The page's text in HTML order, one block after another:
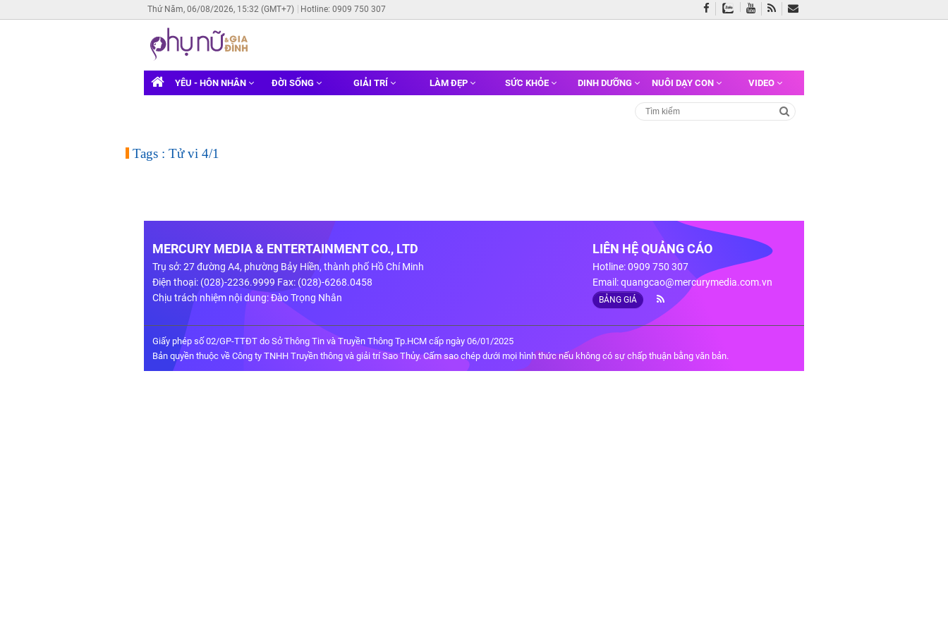
Thứ Năm, 06/08/2026, 15:32 (GMT+7) Hotline: 0909 750 307
YÊU - HÔN NHÂN ĐỜI SỐNG GIẢI TRÍ LÀM ĐẸP SỨC KHỎE DINH DƯỠNG NUÔI DẠY CON VIDEO
Tags : Tử vi 4/1
MERCURY MEDIA & ENTERTAINMENT CO., LTD
Trụ sở: 27 đường A4, phường Bảy Hiền, thành phố Hồ Chí Minh
Điện thoại: (028)-2236.9999 Fax: (028)-6268.0458
Chịu trách nhiệm nội dung: Đào Trọng Nhân
LIÊN HỆ QUẢNG CÁO
Hotline: 0909 750 307
Email:quangcao@mercurymedia.com.vn
BẢNG GIÁ
Giấy phép số 02/GP-TTĐT do Sở Thông Tin và Truyền Thông Tp.HCM cấp ngày 06/01/2025
Bản quyền thuộc về Công ty TNHH Truyền thông và giải trí Sao Thủy. Cấm sao chép dưới mọi hình thức nếu không có sự chấp thuận bằng văn bản.